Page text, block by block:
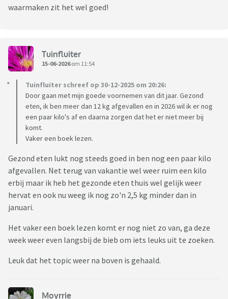
waarmaken zit het wel goed!
Tuinfluiter
15-06-2026om 11:54
Tuinfluiter schreef op 30-12-2025 om 20:26:
Door gaan met mijn goede voornemen van dit jaar. Gezond
eten, ik ben meer dan 12 kg afgevallen en in 2026 wil ik er nog
een paar kilo's af en daarna zorgen dat het er niet meer bij
komt.
Vaker een boek lezen.
Gezond eten lukt nog steeds goed in ben nog een paar kilo
afgevallen. Net terug van vakantie wel weer ruim een kilo
erbij maar ik heb het gezonde eten thuis wel gelijk weer
hervat en ook nu weeg ik nog zo'n 2,5 kg minder dan in
januari.
Het vaker een boek lezen komt er nog niet zo van, ga deze
week weer even langsbij de bieb om iets leuks uit te zoeken.
Leuk dat het topic weer na boven is gehaald.
Moyrrie